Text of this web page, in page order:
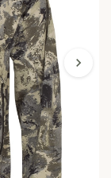
chevron_right